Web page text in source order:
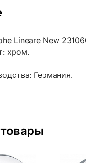
Lineare New
хром.
Германия.